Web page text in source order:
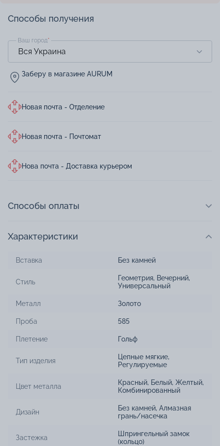
Способы получения
Ваш город*
Заберу в магазине AURUM
Новая почта - Отделение
Новая почта - Почтомат
Нова почта - Доставка курьером
Способы оплаты
Характеристики
Вставка Без камней
Стиль Геометрия, Вечерний,
Универсальный
Металл Золото
Проба 585
Плетение Гольф
Тип изделия Цепные мягкие,
Регулируемые
Цвет металла Красный, Белый, Желтый,
Комбинированный
Дизайн Без камней, Алмазная
грань/насечка
Застежка
Шпрингельный замок
(кольцо)